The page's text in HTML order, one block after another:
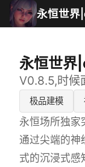
永恒世
永恒世
V0.8.5,时候
极品建模
永恒场所独家
通过尖端的神
式的沉浸式感